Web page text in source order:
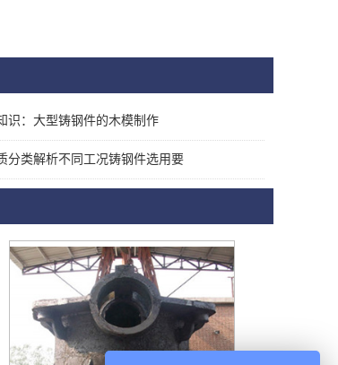
识：大型铸钢件的木模制作
分类解析不同工况铸钢件选用要